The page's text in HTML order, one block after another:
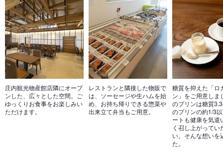
庄内観光物産館店隣にオープ
ンした、広々とした空間。ご
ゆっくりお食事をお楽しみい
ただけます。
レストランと隣接した物販で
は、ソーセージや生ハムを始
め、お持ち帰りできる惣菜や
出来立て弁当もご用意。
糖質を抑えた「ロ
ン」をご用意しま
のプリンは糖質
のプリンの約1/3
ートも健康を気遣
く召し上がってい
い。そんな想いを
た。